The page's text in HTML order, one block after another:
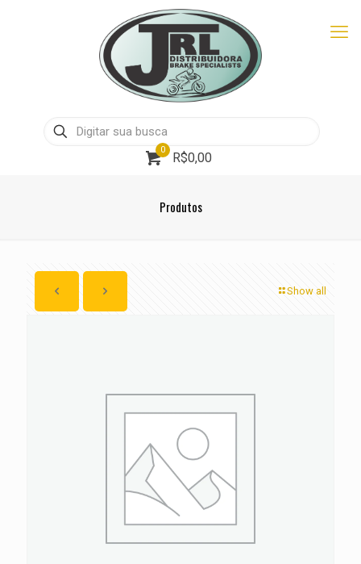
0
R$0,00
Produtos
Show all